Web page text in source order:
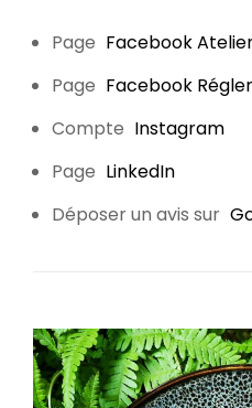
Page Facebook
Page Facebook
Compte Instagram
Page LinkedIn
Déposer un avis sur